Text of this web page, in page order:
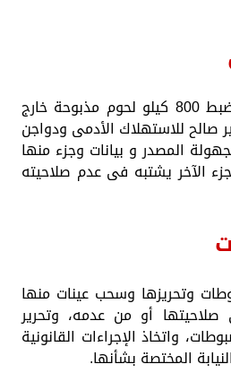
وأسفر مرور اللجان عن ضبط 800 كيلو لحوم مذبوحة خارج
صالح للاستهلاك الأدمى ودواجن
المصدر و بيانات وجزء منها
الآخر يشتبه فى عدم صلاحيته
وتحريزها وسحب عينات منها
صلاحيتها أو من عدمه، وتحرير
واتخاذ الإجراءات القانونية
المختصة بشأنها.